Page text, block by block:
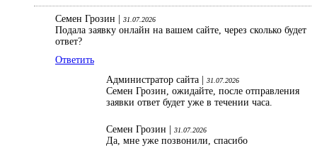
Семен Грозин | 31.07.2026
Подала заявку онлайн на вашем сайте, через сколько будет
ответ?
Ответить
Администратор сайта |
31.07.2026
Семен Грозин, ожидайте, после отправления
заявки ответ будет уже в течении часа.
Семен Грозин | 31.07.2026
Да, мне уже позвонили, спасибо